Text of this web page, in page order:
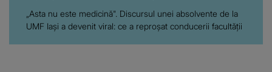
„Asta nu este medicină". Discursul unei absolvente de la
UMF Iași a devenit viral: ce a reproșat conducerii facultății